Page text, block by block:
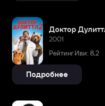
Доктор
2001
Рейтинг Иви: 8,2
Подробнее